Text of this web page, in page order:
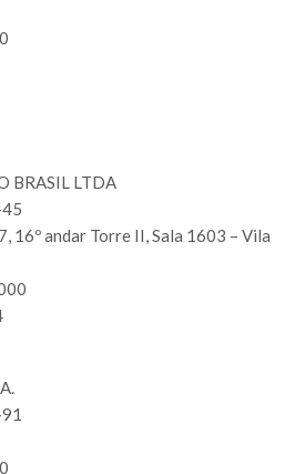
BRASIL LTDA
16º andar Torre II, Sala 1603 – Vila